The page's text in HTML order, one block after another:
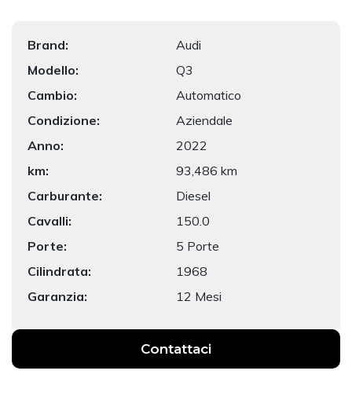
Brand:
Audi
Modello:
Q3
Cambio:
Automatico
Condizione:
Aziendale
Anno:
2022
km:
93,486 km
Carburante:
Diesel
Cavalli:
150.0
Porte:
5 Porte
Cilindrata:
1968
Garanzia:
12 Mesi
Contattaci